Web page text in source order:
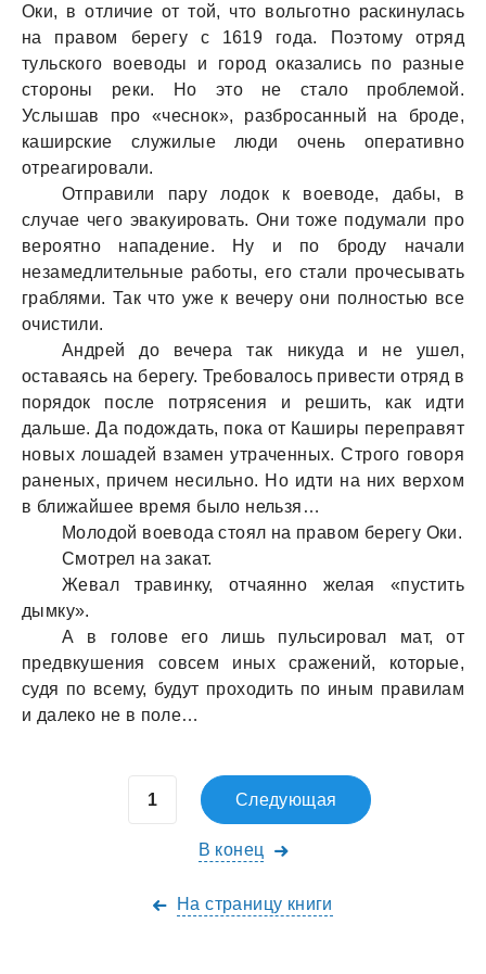
Оки, в отличие от той, что вольготно раскинулась
на правом берегу с 1619 года. Поэтому отряд
тульского воеводы и город оказались по разные
стороны реки. Но это не стало проблемой.
Услышав про «чеснок», разбросанный на броде,
каширские служилые люди очень оперативно
отреагировали.
Отправили пару лодок к воеводе, дабы, в
случае чего эвакуировать. Они тоже подумали про
вероятно нападение. Ну и по броду начали
незамедлительные работы, его стали прочесывать
граблями. Так что уже к вечеру они полностью все
очистили.
Андрей до вечера так никуда и не ушел,
оставаясь на берегу. Требовалось привести отряд в
порядок после потрясения и решить, как идти
дальше. Да подождать, пока от Каширы переправят
новых лошадей взамен утраченных. Строго говоря
раненых, причем несильно. Но идти на них верхом
в ближайшее время было нельзя…
Молодой воевода стоял на правом берегу Оки.
Смотрел на закат.
Жевал травинку, отчаянно желая «пустить
дымку».
А в голове его лишь пульсировал мат, от
предвкушения совсем иных сражений, которые,
судя по всему, будут проходить по иным правилам
и далеко не в поле…
Следующая
В конец
На страницу книги